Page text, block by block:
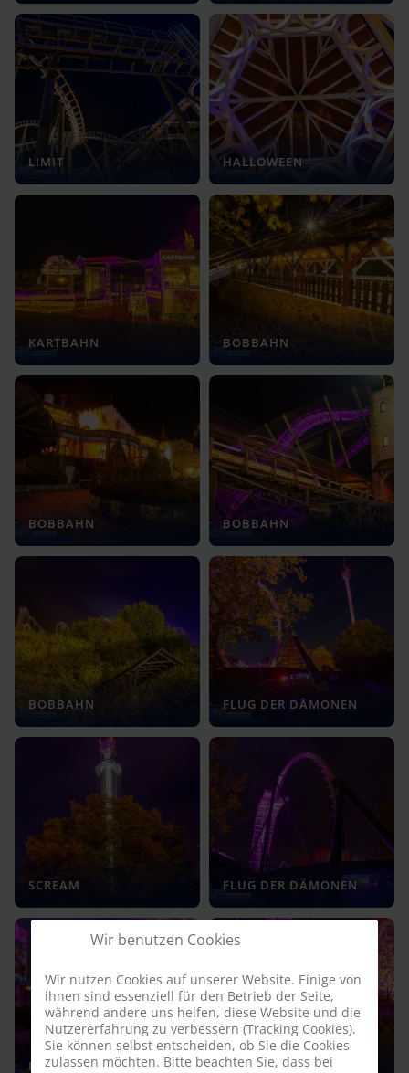
LIMIT HALLOWEEN
KARTBAHN BOBBAHN
BOBBAHN BOBBAHN
BOBBAHN FLUG DER DÄMONEN
SCREAM FLUG DER DÄMONEN
BOBBAHN STATION FLUG DER DÄMONEN
Wir benutzen Cookies
Wir nutzen Cookies auf unserer Website. Einige von
ihnen sind essenziell für den Betrieb der Seite,
während andere uns helfen, diese Website und die
Nutzererfahrung zu verbessern (Tracking Cookies).
Sie können selbst entscheiden, ob Sie die Cookies
zulassen möchten. Bitte beachten Sie, dass bei